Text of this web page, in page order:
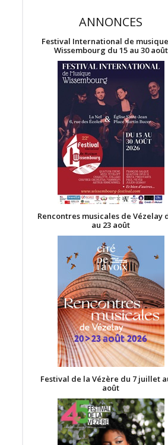
ANNONCES
Festival International de
Wissembourg du 15 au 30 août
Rencontres musicales de Vézelay
au 23 août
Festival de la Vézère du 7 juillet
août